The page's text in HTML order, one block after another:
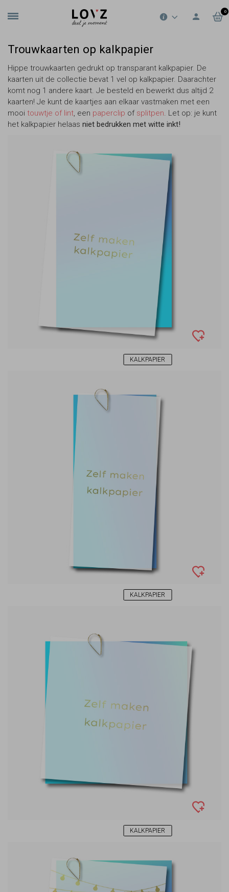
0
Trouwkaarten op kalkpapier
Hippe trouwkaarten gedrukt op transparant kalkpapier. De
kaarten uit de collectie bevat 1 vel op kalkpapier. Daarachter
komt nog 1 andere kaart. Je besteld en bewerkt dus altijd 2
kaarten! Je kunt de kaartjes aan elkaar vastmaken met een
mooi touwtje of lint, een paperclip of splitpen. Let op: je kunt
het kalkpapier helaas niet bedrukken met witte inkt!
KALKPAPIER
KALKPAPIER
KALKPAPIER